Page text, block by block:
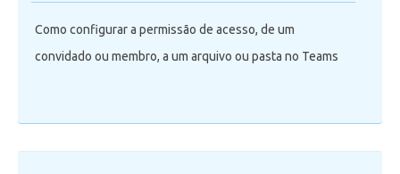
Como configurar a permissão de acesso, de um
convidado ou membro, a um arquivo ou pasta no Teams